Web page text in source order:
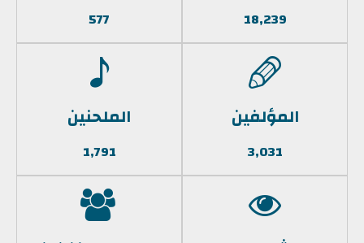
18,239
577
المؤلفين
3,031
الملحنين
1,791